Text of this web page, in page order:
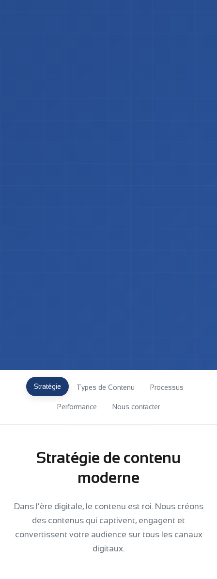
Stratégie Types de Contenu Processus
Performance Nous contacter
Stratégie de contenu
moderne
Dans l'ère digitale, le contenu est roi. Nous créons
des contenus qui captivent, engagent et
convertissent votre audience sur tous les canaux
digitaux.